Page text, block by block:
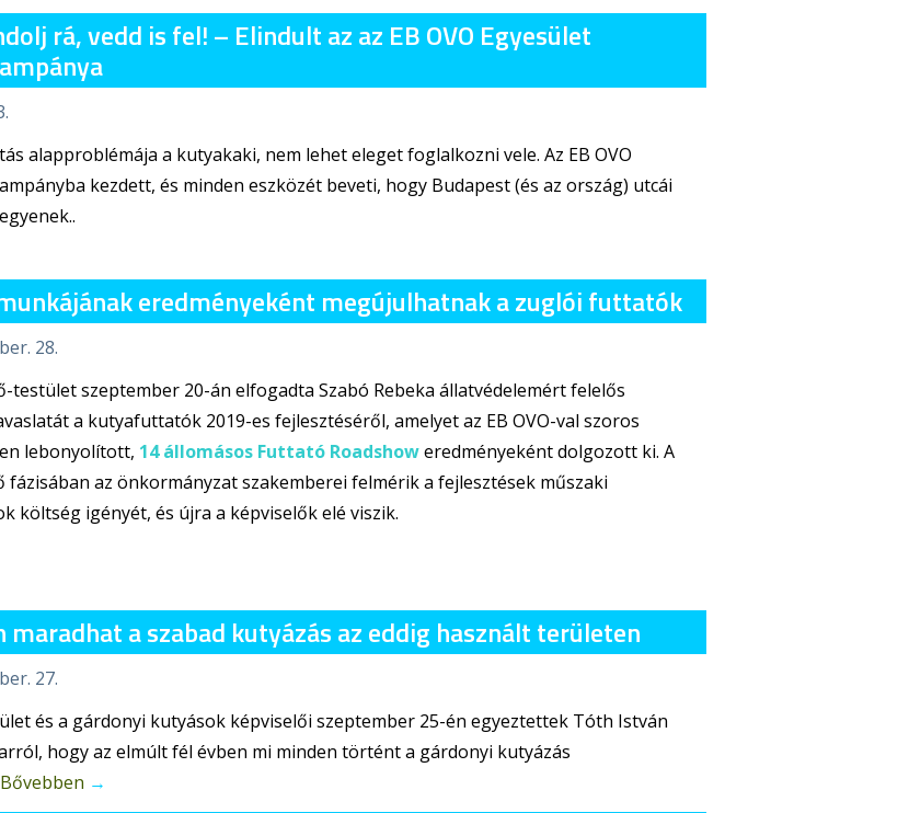
rá, vedd is fel! – Elindult az az EB OVO Egyesület
alapproblémája a kutyakaki, nem lehet eleget foglalkozni vele. Az EB OVO
kezdett, és minden eszközét beveti, hogy Budapest (és az ország) utcái
munkájának eredményeként megújulhatnak a zuglói futtatók
28.
testület szeptember 20-án elfogadta Szabó Rebeka állatvédelemért felelős
a kutyafuttatók 2019-es fejlesztéséről, amelyet az EB OVO-val szoros
lebonyolított, 14 állomásos Futtató Roadshoweredményeként dolgozott ki. A
fázisában az önkormányzat szakemberei felmérik a fejlesztések műszaki
költség igényét, és újra a képviselők elé viszik.
maradhat a szabad kutyázás az eddig használt területen
27.
és a gárdonyi kutyások képviselői szeptember 25-én egyeztettek Tóth István
hogy az elmúlt fél évben mi minden történt a gárdonyi kutyázás
Bővebben →